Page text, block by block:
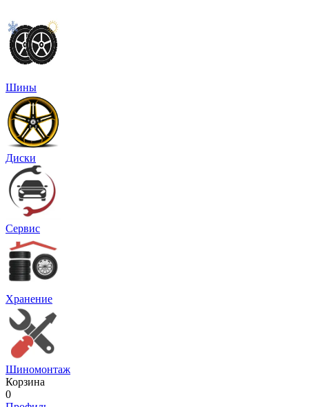
Шины
Диски
Сервис
Хранение
Шиномонтаж
Корзина
0